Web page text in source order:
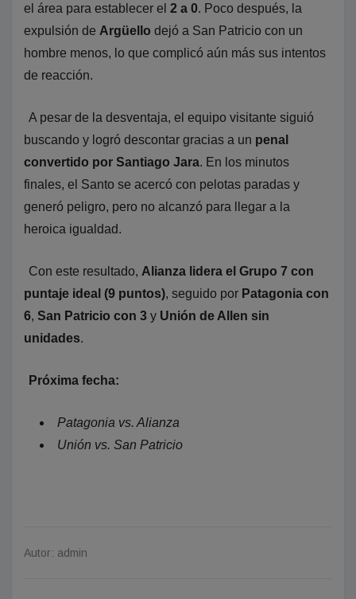
el área para establecer el 2 a 0. Poco después, la
expulsión de Argüello dejó a San Patricio con un
hombre menos, lo que complicó aún más sus intentos
de reacción.
A pesar de la desventaja, el equipo visitante siguió
buscando y logró descontar gracias a un penal
convertido por Santiago Jara. En los minutos
finales, el Santo se acercó con pelotas paradas y
generó peligro, pero no alcanzó para llegar a la
heroica igualdad.
Con este resultado, Alianza lidera el Grupo 7 con
puntaje ideal (9 puntos), seguido por Patagonia con
6, San Patricio con 3 y Unión de Allen sin
unidades.
Próxima fecha:
Patagonia vs. Alianza
Unión vs. San Patricio
Autor: admin